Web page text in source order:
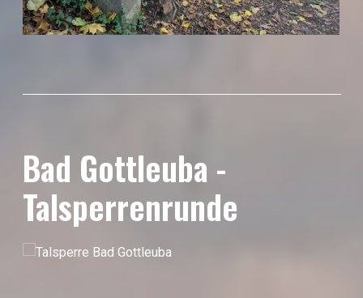
Bad Gottleuba -
Talsperrenrunde